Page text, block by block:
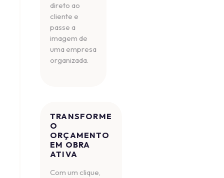
direto ao
cliente e
passe a
imagem de
uma empresa
organizada.
TRANSFORME
O
ORÇAMENTO
EM OBRA
ATIVA
Com um clique,